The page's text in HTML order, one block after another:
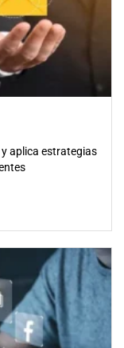
aplica estrategias